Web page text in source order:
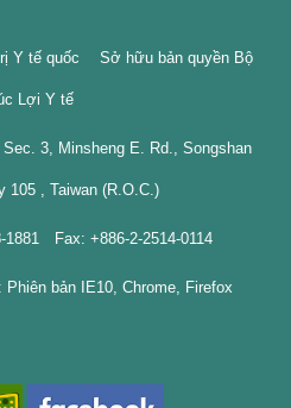
Y tế quốc Sở hữu bản quyền Bộ
Lợi Y tế
3, Minsheng E. Rd., Songshan
105 , Taiwan (R.O.C.)
1881 Fax: +886-2-2514-0114
bản IE10, Chrome, Firefox